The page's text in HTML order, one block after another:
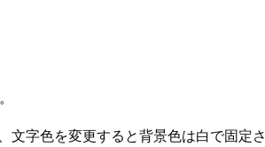
字色を変更すると背景色は白で固定